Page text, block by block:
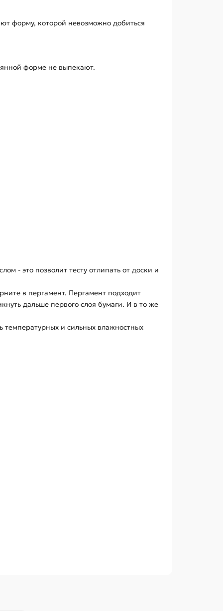
форму, которой невозможно добиться
форме не выпекают.
- это позволит тесту отлипать от доски и
в пергамент. Пергамент подходит
дальше первого слоя бумаги. И в то же
температурных и сильных влажностных